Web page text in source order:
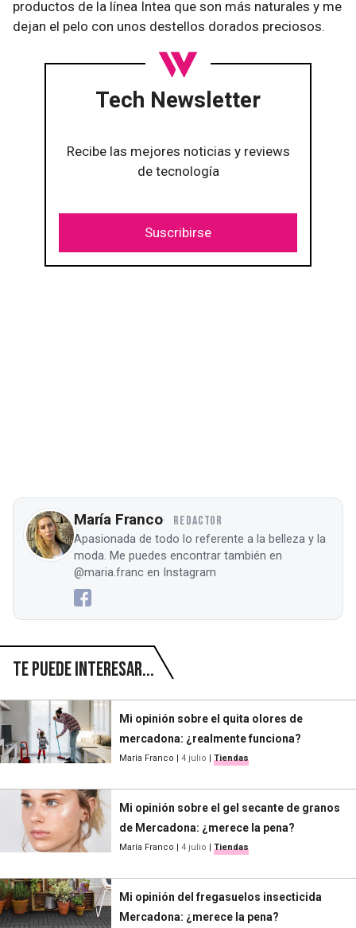
productos de la línea Intea que son más naturales y me
dejan el pelo con unos destellos dorados preciosos.
Tech Newsletter
Recibe las mejores noticias y reviews
de tecnología
Suscribirse
María Franco REDACTOR
Apasionada de todo lo referente a la belleza y la
moda. Me puedes encontrar también en
@maria.franc en Instagram
Te puede interesar...
Mi opinión sobre el quita olores de
mercadona: ¿realmente funciona?
María Franco 4 julio Tiendas
Mi opinión sobre el gel secante de granos
de Mercadona: ¿merece la pena?
María Franco 4 julio Tiendas
Mi opinión del fregasuelos insecticida
Mercadona: ¿merece la pena?